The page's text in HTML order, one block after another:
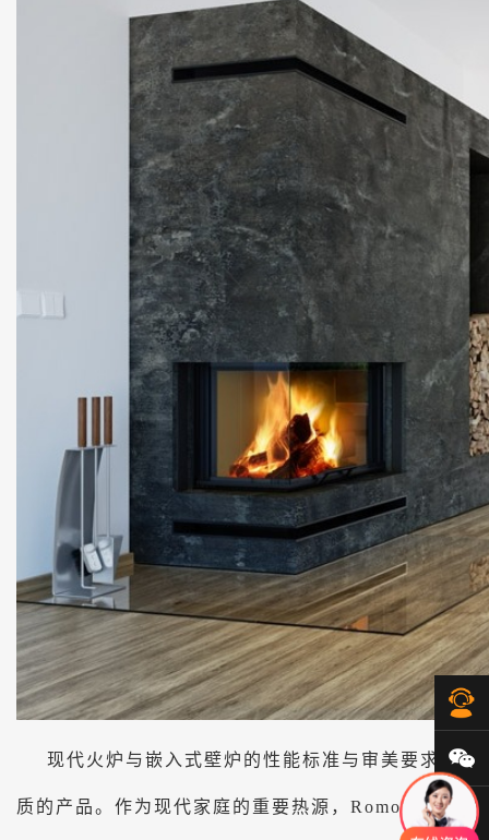
现代火炉与嵌入式壁炉的性能标准与审美要求日
质的产品。作为现代家庭的重要热源，Romotop产品
在
微